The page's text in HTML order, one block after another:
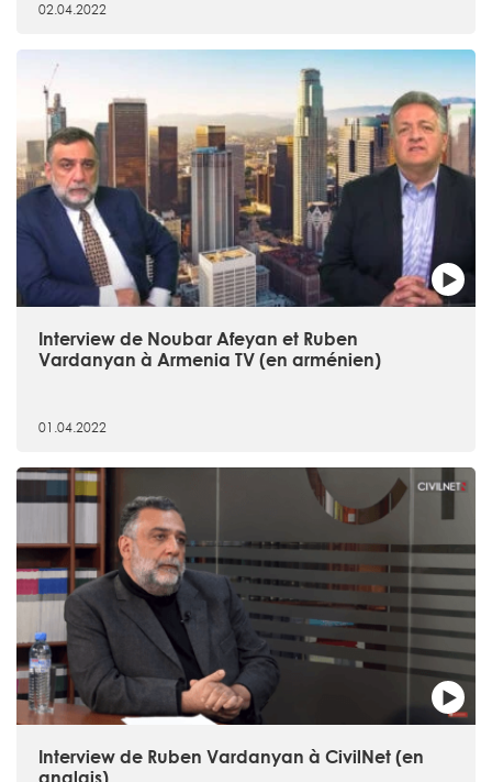
02.04.2022
Interview de Noubar Afeyan et Ruben
Vardanyan à Armenia TV (en arménien)
01.04.2022
Interview de Ruben Vardanyan à CivilNet (en